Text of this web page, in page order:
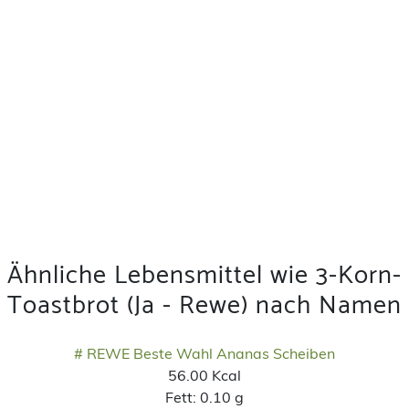
Ähnliche Lebensmittel wie 3-Korn-
Toastbrot (Ja - Rewe) nach Namen
# REWE Beste Wahl Ananas Scheiben
56.00 Kcal
Fett: 0.10 g